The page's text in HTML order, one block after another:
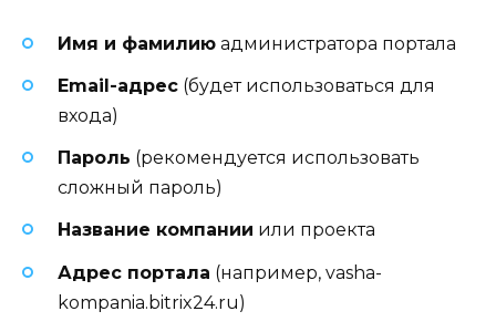
Имя и фамилию администратора портала
Email-адрес (будет использоваться для
входа)
Пароль (рекомендуется использовать
сложный пароль)
Название компании или проекта
Адрес портала (например, vasha-
kompania.bitrix24.ru)